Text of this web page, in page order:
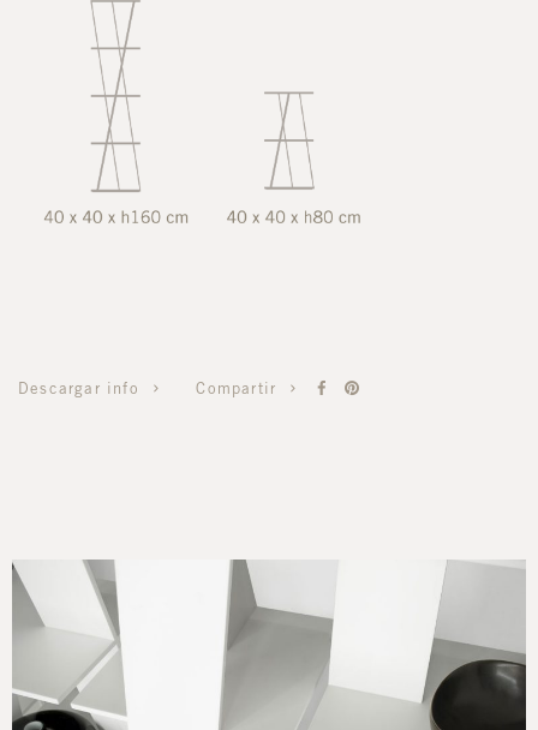
Descargar info Compartir